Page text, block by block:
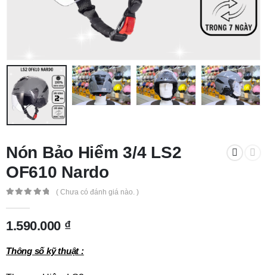
Nón Bảo Hiểm 3/4 LS2
OF610 Nardo
( Chưa có đánh giá nào. )
1.590.000 ₫
Thông số kỹ thuật :